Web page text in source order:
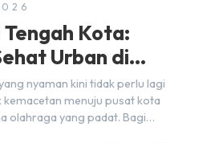
Kota:
Urban di
nyaman kini tidak perlu lagi
menuju pusat kota
olahraga yang padat. Bagi